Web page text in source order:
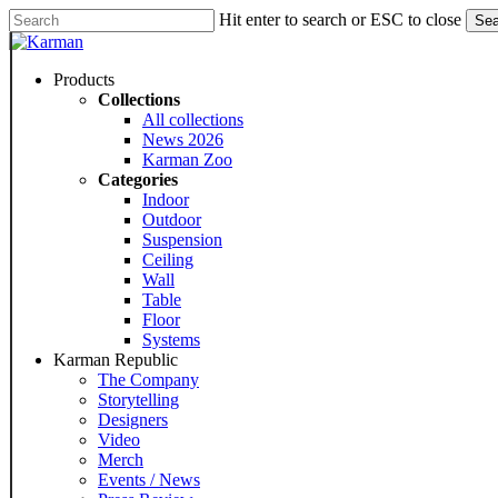
Skip
to
content
Hit enter to search or ESC to close
Close
Menu
Products
Collections
All collections
News 2026
Karman Zoo
Categories
Indoor
Outdoor
Suspension
Ceiling
Wall
Table
Floor
Systems
Karman Republic
The Company
Storytelling
Designers
Video
Merch
Events / News